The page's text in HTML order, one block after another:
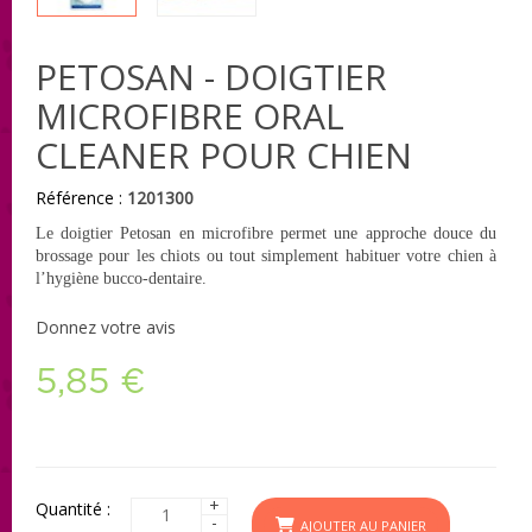
PETOSAN - DOIGTIER
MICROFIBRE ORAL
CLEANER POUR CHIEN
Référence : 1201300
Le doigtier Petosan en microfibre permet une approche douce du
brossage pour les chiots ou tout simplement habituer votre chien à
l’hygiène bucco-dentaire.
Donnez votre avis
5,85 €
Quantité : +
- AJOUTER AU PANIER